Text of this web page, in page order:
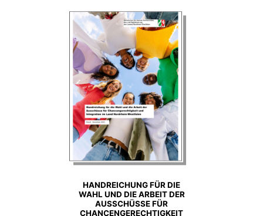
HANDREICHUNG FÜR DIE
WAHL UND DIE ARBEIT DER
AUSSCHÜSSE FÜR
CHANCENGERECHTIGKEIT